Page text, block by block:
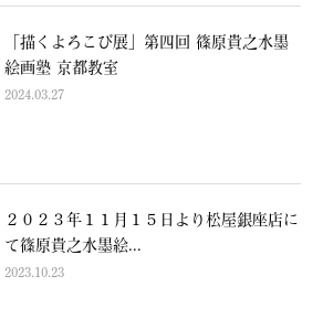
「描くよろこび展」第四回 篠原貴之水墨
絵画塾 京都教室
2024.03.27
２０２３年１１月１５日より松屋銀座店に
て篠原貴之水墨絵...
2023.10.23